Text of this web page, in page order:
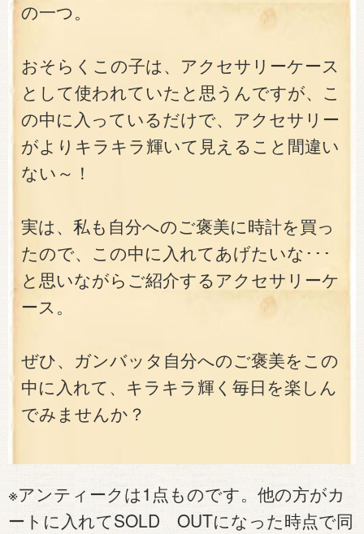
の一つ。
おそらくこの子は、アクセサリーケース
として使われていたと思うんですが、こ
の中に入っているだけで、アクセサリー
がよりキラキラ輝いて見えること間違い
ない～！
実は、私も自分へのご褒美に時計を買っ
たので、この中に入れてあげたいな･･･
と思いながらご紹介するアクセサリーケ
ース。
ぜひ、ガンバッタ自分へのご褒美をこの
中に入れて、キラキラ輝く毎日を楽しん
でみませんか？
※アンティークは1点ものです。他の方がカ
ートに入れてSOLD OUTになった時点で同